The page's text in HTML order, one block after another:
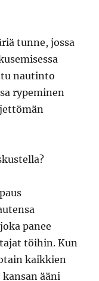
tunne, jossa
nautinto
rypeminen
panee
töihin. Kun
kaikkien
ääni